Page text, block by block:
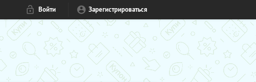
Войти Зарегистрироваться